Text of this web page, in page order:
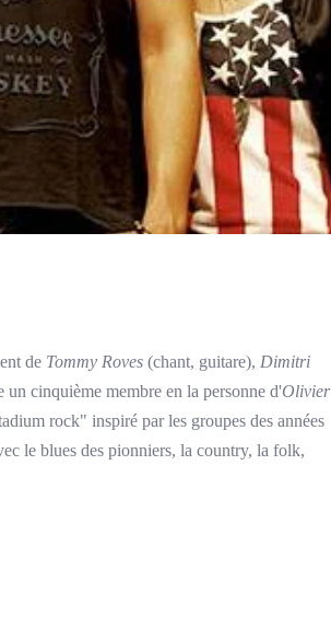
de Tommy Roves (chant, guitare), Dimitri
un cinquième membre en la personne d'Olivier
rock" inspiré par les groupes des années
le blues des pionniers, la country, la folk,